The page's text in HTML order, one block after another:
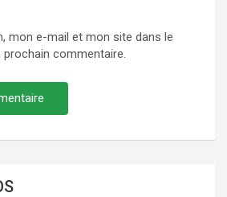
mon e-mail et mon site dans le
commentaire.